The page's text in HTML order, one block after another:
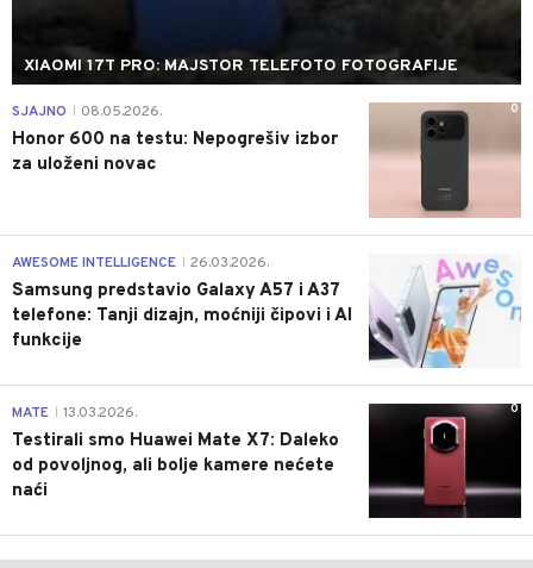
XIAOMI 17T PRO: MAJSTOR TELEFOTO FOTOGRAFIJE
0
SJAJNO 08.05.2026.
Honor 600 na testu: Nepogrešiv izbor
za uloženi novac
AWESOME INTELLIGENCE 26.03.2026.
Samsung predstavio Galaxy A57 i A37
telefone: Tanji dizajn, moćniji čipovi i AI
funkcije
0
MATE 13.03.2026.
Testirali smo Huawei Mate X7: Daleko
od povoljnog, ali bolje kamere nećete
naći